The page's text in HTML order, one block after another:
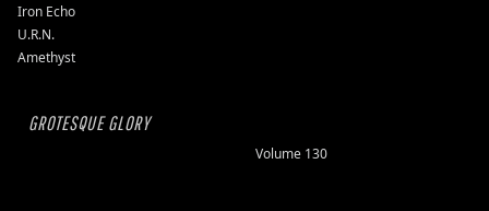
Iron Echo
U.R.N.
Amethyst
GROTESQUE GLORY
Volume 130